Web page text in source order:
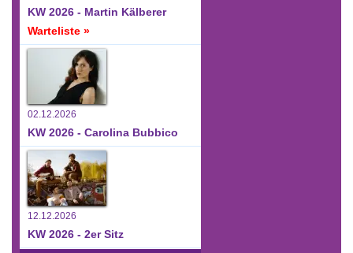
KW 2026 - Martin Kälberer
Warteliste »
02.12.2026
KW 2026 - Carolina Bubbico
12.12.2026
KW 2026 - 2er Sitz